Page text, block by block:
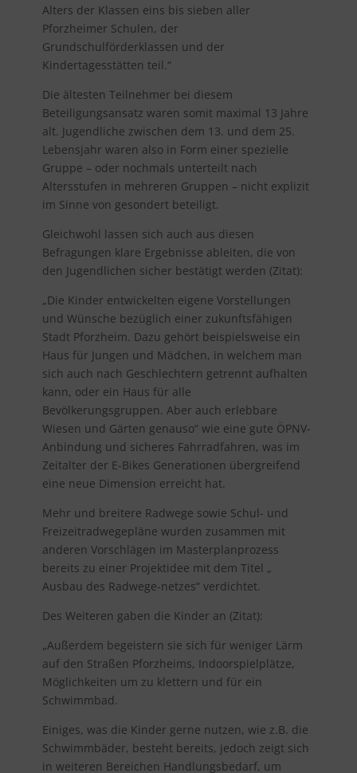
Alters der Klassen eins bis sieben aller
Pforzheimer Schulen, der
Grundschulförderklassen und der
Kindertagesstätten teil.“
Die ältesten Teilnehmer bei diesem
Beteiligungsansatz waren somit maximal 13 Jahre
alt. Jugendliche zwischen dem 13. und dem 25.
Lebensjahr waren also in Form einer spezielle
Gruppe – oder nochmals unterteilt nach
Altersstufen in mehreren Gruppen – nicht explizit
im Sinne von gesondert beteiligt.
Gleichwohl lassen sich auch aus diesen
Befragungen klare Ergebnisse ableiten, die von
den Jugendlichen sicher bestätigt werden (Zitat):
„Die Kinder entwickelten eigene Vorstellungen
und Wünsche bezüglich einer zukunftsfähigen
Stadt Pforzheim. Dazu gehört beispielsweise ein
Haus für Jungen und Mädchen, in welchem man
sich auch nach Geschlechtern getrennt aufhalten
kann, oder ein Haus für alle
Bevölkerungsgruppen. Aber auch erlebbare
Wiesen und Gärten genauso“ wie eine gute ÖPNV-
Anbindung und sicheres Fahrradfahren, was im
Zeitalter der E-Bikes Generationen übergreifend
eine neue Dimension erreicht hat.
Mehr und breitere Radwege sowie Schul- und
Freizeitradwegepläne wurden zusammen mit
anderen Vorschlägen im Masterplanprozess
bereits zu einer Projektidee mit dem Titel „
Ausbau des Radwege-netzes“ verdichtet.
Des Weiteren gaben die Kinder an (Zitat):
„Außerdem begeistern sie sich für weniger Lärm
auf den Straßen Pforzheims, Indoorspielplätze,
Möglichkeiten um zu klettern und für ein
Schwimmbad.
Einiges, was die Kinder gerne nutzen, wie z.B. die
Schwimmbäder, besteht bereits, jedoch zeigt sich
in weiteren Bereichen Handlungsbedarf, um